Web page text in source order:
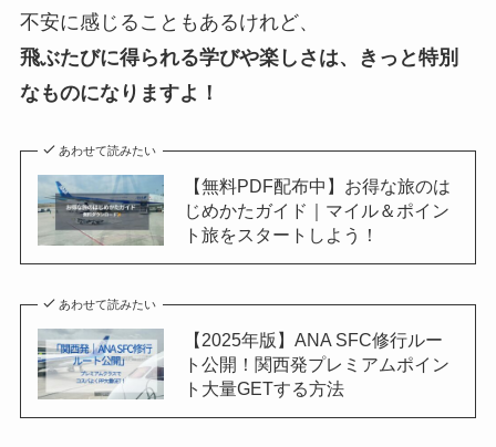
不安に感じることもあるけれど、
飛ぶたびに得られる学びや楽しさは、きっと特別
なものになりますよ！
あわせて読みたい
【無料PDF配布中】お得な旅のは
じめかたガイド｜マイル＆ポイン
ト旅をスタートしよう！
あわせて読みたい
【2025年版】ANA SFC修行ルー
ト公開！関西発プレミアムポイン
ト大量GETする方法